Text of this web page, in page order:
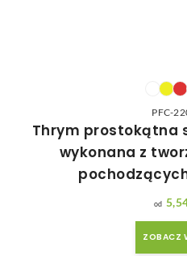
PFC-
Thrym prostokątna
wykonana z
ZOBACZ